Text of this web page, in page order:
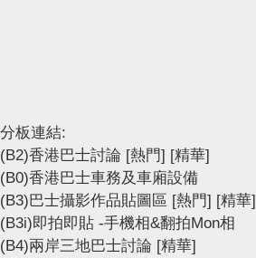
分板連結:
(B2)香港巴士討論 [熱門] [精華]
(B0)香港巴士車務及車廂設備
(B3)巴士攝影作品貼圖區 [熱門] [精華]
(B3i)即拍即貼 -手機相&翻拍Mon相
(B4)兩岸三地巴士討論 [精華]